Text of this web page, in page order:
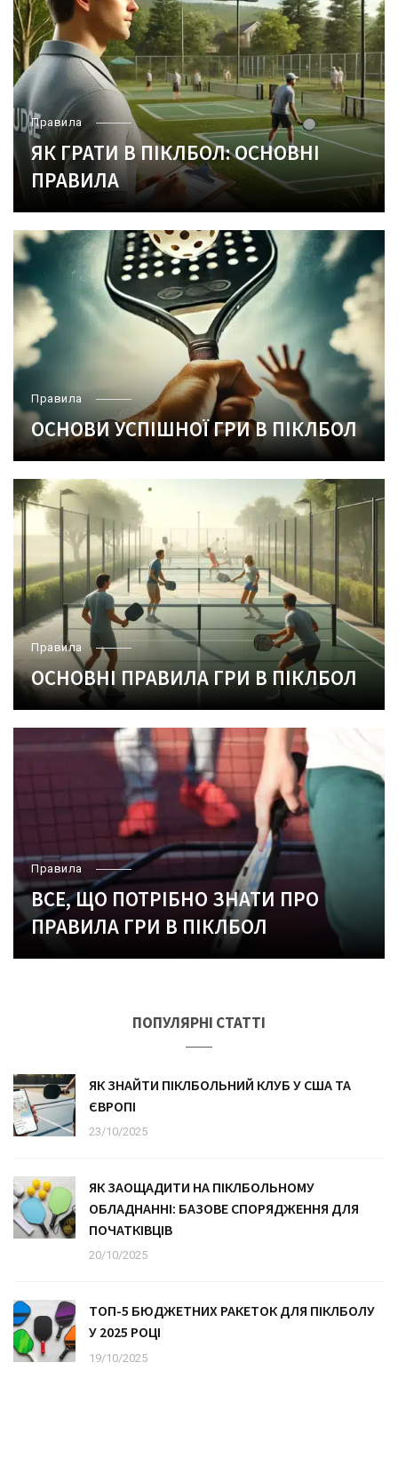
Правила
ЯК ГРАТИ В ПІКЛБОЛ: ОСНОВНІ
ПРАВИЛА
Правила
ОСНОВИ УСПІШНОЇ ГРИ В ПІКЛБОЛ
Правила
ОСНОВНІ ПРАВИЛА ГРИ В ПІКЛБОЛ
Правила
ВСЕ, ЩО ПОТРІБНО ЗНАТИ ПРО
ПРАВИЛА ГРИ В ПІКЛБОЛ
ПОПУЛЯРНІ СТАТТІ
ЯК ЗНАЙТИ ПІКЛБОЛЬНИЙ КЛУБ У США ТА
ЄВРОПІ
23/10/2025
ЯК ЗАОЩАДИТИ НА ПІКЛБОЛЬНОМУ
ОБЛАДНАННІ: БАЗОВЕ СПОРЯДЖЕННЯ ДЛЯ
ПОЧАТКІВЦІВ
20/10/2025
ТОП-5 БЮДЖЕТНИХ РАКЕТОК ДЛЯ ПІКЛБОЛУ
У 2025 РОЦІ
19/10/2025